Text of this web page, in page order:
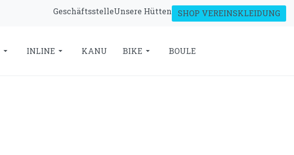
GeschäftsstelleUnsere Hütten SHOP VEREINSKLEIDUNG
INLINE KANU BIKE BOULE